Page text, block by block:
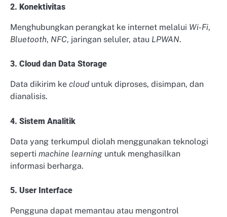
2. Konektivitas
Menghubungkan perangkat ke internet melalui Wi-Fi,
Bluetooth, NFC, jaringan seluler, atau LPWAN.
3. Cloud dan Data Storage
Data dikirim ke cloud untuk diproses, disimpan, dan
dianalisis.
4. Sistem Analitik
Data yang terkumpul diolah menggunakan teknologi
seperti machine learning untuk menghasilkan
informasi berharga.
5. User Interface
Pengguna dapat memantau atau mengontrol